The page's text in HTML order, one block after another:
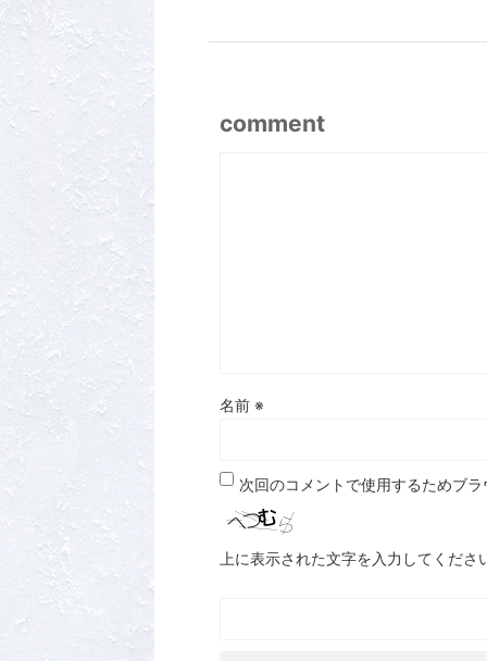
comment
名前 ※
次回のコメントで使用するためブ
上に表示された文字を入力してくださ